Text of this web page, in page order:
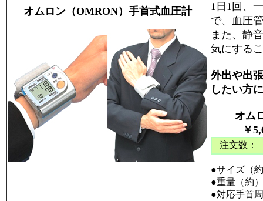
オムロン（OMRON）手首式血圧計
1日1回、
で、血圧
また、静
気にする
外出や出
したい方
オム
￥
注文数：
●サイズ（
●重量（約
●対応手首